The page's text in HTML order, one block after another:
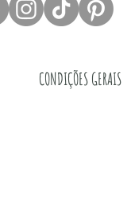
CONDIÇÕES GERAIS